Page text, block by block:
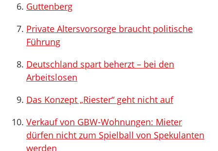
Guttenberg
Private Altersvorsorge braucht politische
Führung
Deutschland spart beherzt – bei den
Arbeitslosen
Das Konzept „Riester“ geht nicht auf
Verkauf von GBW-Wohnungen: Mieter
dürfen nicht zum Spielball von Spekulanten
werden